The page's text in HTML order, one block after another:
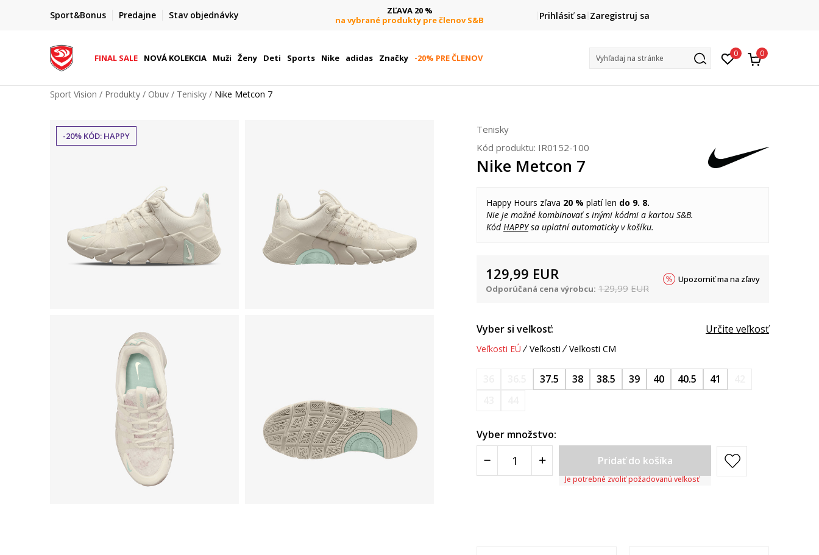
Sport&Bonus Predajne Stav objednávky
FINAL SALE AŽ -60 %
+ extra zľava 10 % len do 9. 8.
ZĽAVA 20 %
na vybrané produkty pre členov S&B
DOPRAVA ZADARMO
pri objednaní nad 80 € (neplatí pre Click&Collect)
Prihlásiť sa Zaregistruj sa
FINAL SALE NOVÁ KOLEKCIA Muži Ženy Deti Sports Nike adidas Značky -20% PRE ČLENOV Vyhľadaj na stránke 0 0
Sport Vision Produkty Obuv Tenisky Nike Metcon 7
-20% KÓD: HAPPY
Tenisky
Kód produktu: IR0152-100
Nike Metcon 7
Happy Hours zľava 20 % platí len do 9. 8.
Nie je možné kombinovať s inými kódmi a kartou S&B.
KódHAPPYsa uplatní automaticky v košíku.
129,99 EUR
Odporúčaná cena výrobcu: 129,99 EUR
Upozorniť ma na zľavy
Vyber si veľkosť: Určite veľkosť
Veľkosti EÚ Veľkosti Veľkosti CM
37.5 38 38.5 39 40 40.5 41
Vyber množstvo:
Pridať do košíka
Je potrebné zvoliť požadovanú veľkosť